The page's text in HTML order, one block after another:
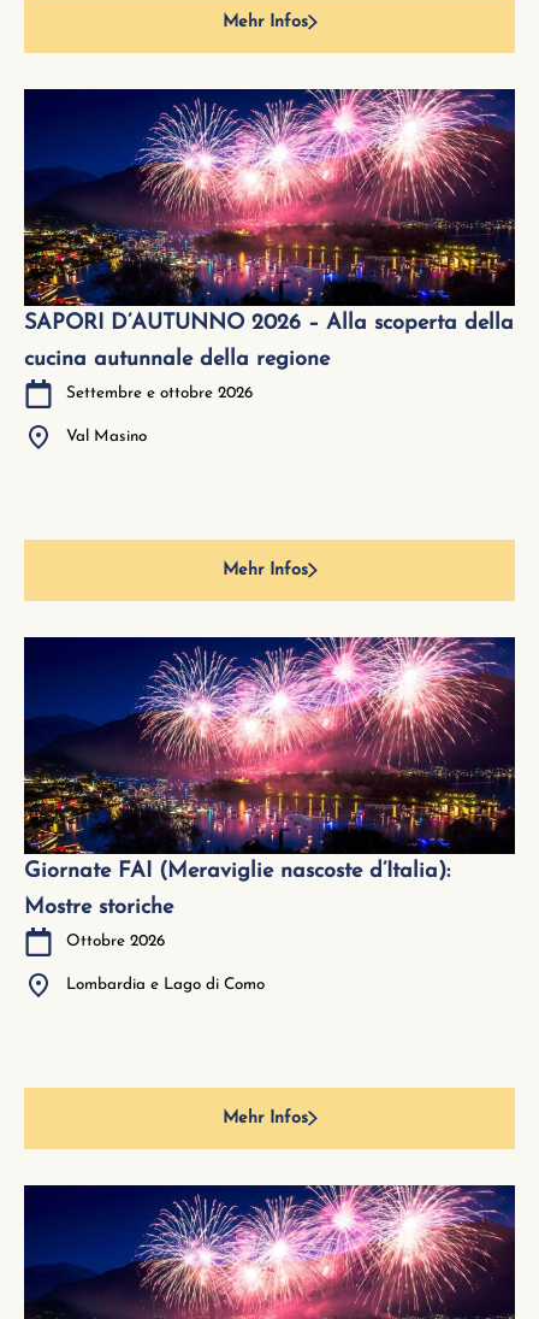
Mehr Infos
SAPORI D’AUTUNNO 2026 – Alla scoperta della
cucina autunnale della regione
Settembre e ottobre 2026
Val Masino
Mehr Infos
Giornate FAI (Meraviglie nascoste d’Italia):
Mostre storiche
Ottobre 2026
Lombardia e Lago di Como
Mehr Infos